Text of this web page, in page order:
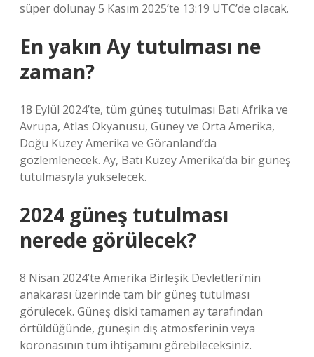
süper dolunay 5 Kasım 2025’te 13:19 UTC’de olacak.
En yakın Ay tutulması ne
zaman?
18 Eylül 2024’te, tüm güneş tutulması Batı Afrika ve
Avrupa, Atlas Okyanusu, Güney ve Orta Amerika,
Doğu Kuzey Amerika ve Göranland’da
gözlemlenecek. Ay, Batı Kuzey Amerika’da bir güneş
tutulmasıyla yükselecek.
2024 güneş tutulması
nerede görülecek?
8 Nisan 2024’te Amerika Birleşik Devletleri’nin
anakarası üzerinde tam bir güneş tutulması
görülecek. Güneş diski tamamen ay tarafından
örtüldüğünde, güneşin dış atmosferinin veya
koronasının tüm ihtişamını görebileceksiniz.